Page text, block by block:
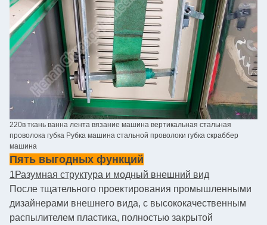
220в ткань ванна лента вязание машина вертикальная стальная
проволока губка Рубка машина стальной проволоки губка скраббер
машина
Пять выгодных функций
1Разумная структура и модный внешний вид
После тщательного проектирования промышленными
дизайнерами внешнего вида, с высококачественным
распылителем пластика, полностью закрытой